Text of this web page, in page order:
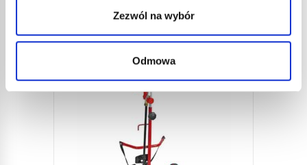
Zezwól na wybór
Odmowa